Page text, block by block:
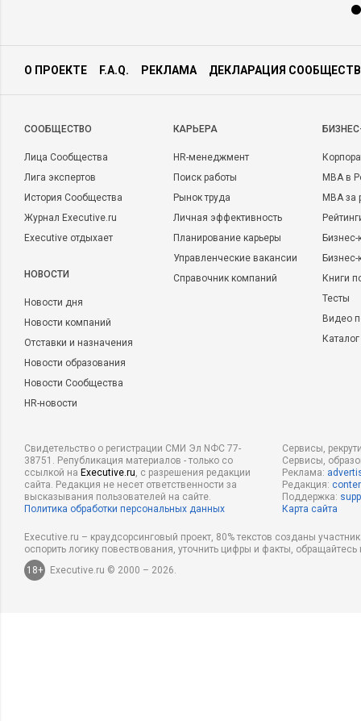
О ПРОЕКТЕ F.A.Q. РЕКЛАМА ДЕКЛАРАЦИЯ
CООБЩЕСТВО
Лица Сообщества
Лига экспертов
История Сообщества
Журнал Executive.ru
Executive отдыхает
НОВОСТИ
Новости дня
Новости компаний
Отставки и назначения
Новости образования
Новости Сообщества
HR-новости
КАРЬЕРА
HR-менеджмент
Поиск работы
Рынок труда
Личная эффективность
Планирование карьеры
Управленческие вакансии
Справочник компаний
MBA в
MBA
Бизнес-
Книги
Тесты
Видео
Свидетельство о регистрации СМИ Эл NФС 77-
38751. Републикация материалов - только со
ссылкой на Executive.ru, с разрешения редакции
сайта. Редакция не несет ответственности за
высказывания пользователей на сайте.
Политика обработки персональных данных
Сервисы,
Сервисы,
Реклама:
Редакция:
Поддержка:
Карта сайта
Executive.ru – краудсорсинговый проект, 80% текстов созданы
оспорить логику повествования, уточнить цифры и факты,
18+
Executive.ru © 2000 – 2026.